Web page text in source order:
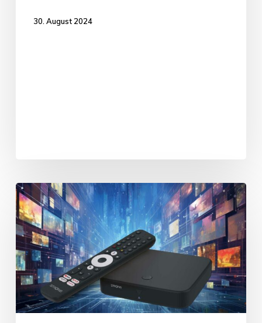
30. August 2024